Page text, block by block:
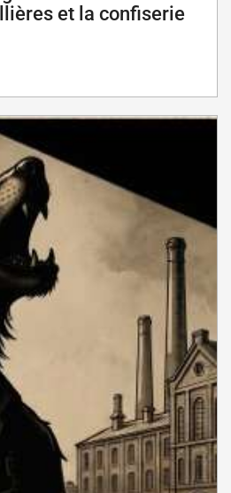
et la confiserie